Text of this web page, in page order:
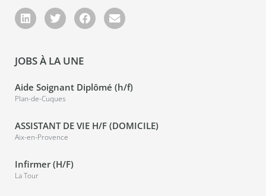
JOBS À LA UNE
Aide Soignant Diplômé (h/f)
Plan-de-Cuques
ASSISTANT DE VIE H/F (DOMICILE)
Aix-en-Provence
Infirmer (H/F)
La Tour